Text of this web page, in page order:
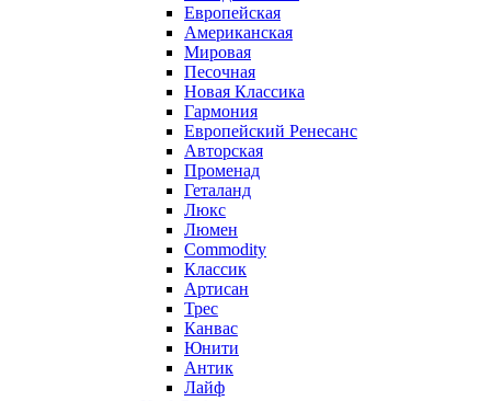
Европейская
Американская
Мировая
Песочная
Новая Классика
Гармония
Европейский Ренесанс
Авторская
Променад
Геталанд
Люкс
Люмен
Commodity
Классик
Артисан
Трес
Канвас
Юнити
Антик
Лайф